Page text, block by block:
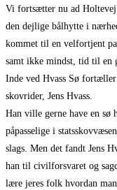
Vi fortsætter nu ad
den dejlige bålhytte i
kommet til en velfortjent
samt ikke mindst, tid til en
Inde ved Hvass Sø
skovrider, Jens Hvass.
Han ville gerne have en sø
påpasselige i
slags. Men det fandt Jens
han til civilforsvaret og
lære jeres folk hvordan